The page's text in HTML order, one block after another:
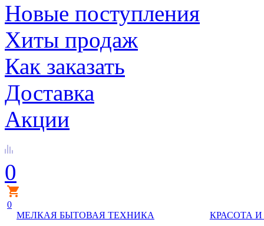
Новые поступления
Хиты продаж
Как заказать
Доставка
Акции
0
0
МЕЛКАЯ БЫТОВАЯ ТЕХНИКА
КРАСОТА И